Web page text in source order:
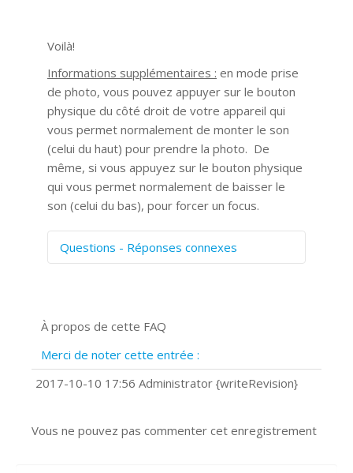
Voilà!
Informations supplémentaires : en mode prise
de photo, vous pouvez appuyer sur le bouton
physique du côté droit de votre appareil qui
vous permet normalement de monter le son
(celui du haut) pour prendre la photo. De
même, si vous appuyez sur le bouton physique
qui vous permet normalement de baisser le
son (celui du bas), pour forcer un focus.
Questions - Réponses connexes
Prise de vue 360°
?
Comment installer Google Chrome ?
À propos de cette FAQ
Merci de noter cette entrée :
2017-10-10 17:56 Administrator {writeRevision}
Vous ne pouvez pas commenter cet enregistrement